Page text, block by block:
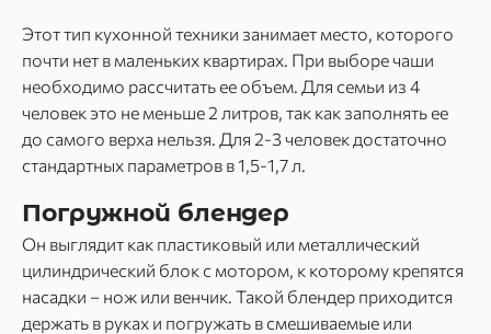
Этот тип кухонной техники занимает место, которого
почти нет в маленьких квартирах. При выборе чаши
необходимо рассчитать ее объем. Для семьи из 4
человек это не меньше 2 литров, так как заполнять ее
до самого верха нельзя. Для 2-3 человек достаточно
стандартных параметров в 1,5-1,7 л.
Погружной блендер
Он выглядит как пластиковый или металлический
цилиндрический блок с мотором, к которому крепятся
насадки – нож или венчик. Такой блендер приходится
держать в руках и погружать в смешиваемые или